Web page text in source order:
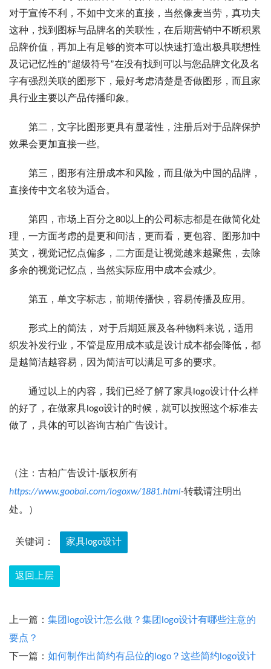
对于宣传不利，不如中文来的直接，当然像麦当劳，真功夫
这种，找到图标与品牌名的关联性，在后期营销中不断积累
品牌价值，再加上有足够的资本可以快速打造出极具联想性
及记记忆性的“超级符号”在没有找到可以与您品牌文化及名
字有强烈关联的图形下，最好考虑清楚是否做图形，而且家
具行业主要以产品传播印象。
第二，文字比图形更具有显著性，注册后对于品牌保护
效果会更加直接一些。
第三，图形有注册成本和风险，而且做为中国的品牌，
直接传中文名较为适合。
第四，市场上百分之80以上的公司标志都是在做简化处
理，一方面考虑的是更和间洁，更而看，更包容、图形加中
英文，视觉记忆点偏多，二方面是让视觉越来越聚焦，去除
多余的视觉记忆点，当然实际应用中成本会减少。
第五，单文字标志，前期传播快，容易传播及应用。
形式上的简法， 对于后期延展及各种物料来说，适用
织发补发行业，不管是应用成本或是设计成本都会降低，都
是越简洁越容易，因为简洁可以满足可多的要求。
通过以上的内容，我们已经了解了家具logo设计什么样
的好了，在做家具logo设计的时候，就可以按照这个标准去
做了，具体的可以咨询古柏广告设计。
（注：古柏广告设计-版权所有
https://www.goobai.com/logoxw/1881.html-转载请注明出
处。）
关键词： 家具logo设计
返回上层
上一篇： 集团logo设计怎么做？集团logo设计有哪些注意的
要点？
下一篇： 如何制作出简约有品位的logo？这些简约logo设计